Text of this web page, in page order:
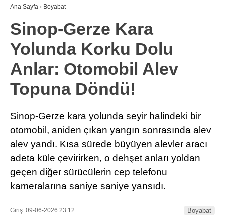
Ana Sayfa › Boyabat
Sinop-Gerze Kara
Yolunda Korku Dolu
Anlar: Otomobil Alev
Topuna Döndü!
Sinop-Gerze kara yolunda seyir halindeki bir
otomobil, aniden çıkan yangın sonrasında alev
alev yandı. Kısa sürede büyüyen alevler aracı
adeta küle çevirirken, o dehşet anları yoldan
geçen diğer sürücülerin cep telefonu
kameralarına saniye saniye yansıdı.
Giriş: 09-06-2026 23:12
Boyabat